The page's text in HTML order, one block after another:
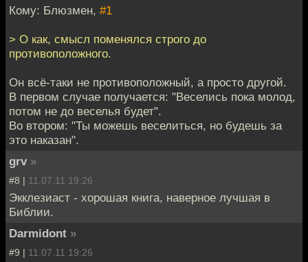
Кому: Блюзмен, #1
> О как, смысл поменялся строго до
противоположного.
Он всё-таки не противоположный, а просто другой.
В первом случае получается: "Веселись пока молод,
потом не до веселья будет".
Во втором: "Ты можешь веселиться, но будешь за
это наказан".
grv »
#8 | 11.07.11 19:26
Экклезиаст - хорошая книга, наверное лучшая в
Библии.
Darmidont »
#9 | 11.07.11 19:26